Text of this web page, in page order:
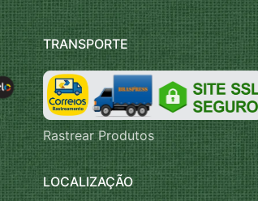
TRANSPORTE
Rastrear Produtos
LOCALIZAÇÃO